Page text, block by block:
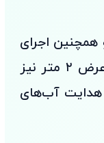
روشنایی، عملیات جدول‌گذاری به طول ۵۰۰ متر و همچنین اجرای
میانه بلوار با استفاده از قطعات بتنی پیش‌ساخته به طول ۵۰۰ متر و عرض ۲ متر نیز
هدایت آب‌های